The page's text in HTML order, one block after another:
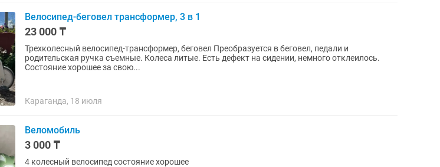
Велосипед-беговел трансформер, 3 в 1
23 000 ₸
Трехколесный велосипед-трансформер, беговел Преобразуется в беговел, педали и
родительская ручка съемные. Колеса литые. Есть дефект на сидении, немного отклеилось.
Состояние хорошее за свою...
Караганда, 18 июля
Веломобиль
3 000 ₸
4 колесный велосипед состояние хорошее